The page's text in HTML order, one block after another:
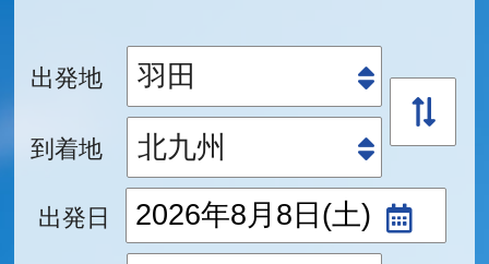
出発地
到着地
出発日